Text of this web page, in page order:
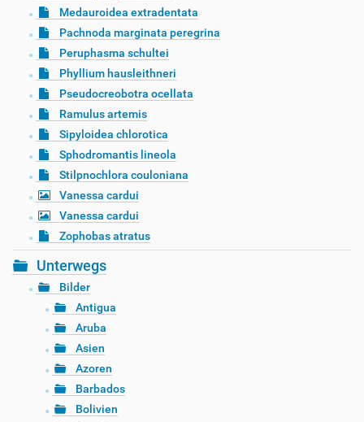
Medauroidea extradentata
Pachnoda marginata peregrina
Peruphasma schultei
Phyllium hausleithneri
Pseudocreobotra ocellata
Ramulus artemis
Sipyloidea chlorotica
Sphodromantis lineola
Stilpnochlora couloniana
Vanessa cardui
Vanessa cardui
Zophobas atratus
Unterwegs
Bilder
Antigua
Aruba
Asien
Azoren
Barbados
Bolivien